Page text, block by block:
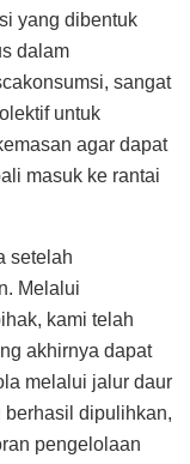
yang dibentuk
dalam
sangat
untuk
agar dapat
masuk ke rantai
setelah
Melalui
kami telah
akhirnya dapat
melalui jalur daur
berhasil dipulihkan,
pengelolaan